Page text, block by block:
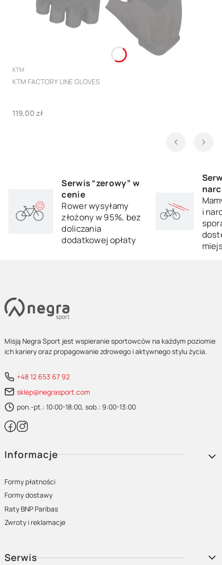
PRODUCENT
KTM
KTM FACTORY LINE GLOVES
Cena
119,00 zł
Serwis “zerowy” w
cenie
Rower wysyłamy
złożony w 95%, bez
doliczania
dodatkowej opłaty
i
Misją Negra Sport jest wspieranie sportowców na każdym poziomie
ich kariery oraz propagowanie zdrowego i aktywnego stylu życia.
+48 12 653 67 92
sklep@negrasport.com
pon.-pt.: 10:00-18:00, sob.: 9:00-13:00
Linki w stopce
Informacje
Formy płatności
Formy dostawy
Raty BNP Paribas
Zwroty i reklamacje
Serwis